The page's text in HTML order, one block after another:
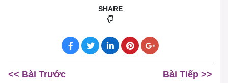
SHARE
<< Bài Trước Bài Tiếp >>